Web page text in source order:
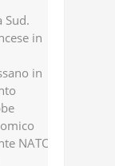
Sud.
in
in
NATO a